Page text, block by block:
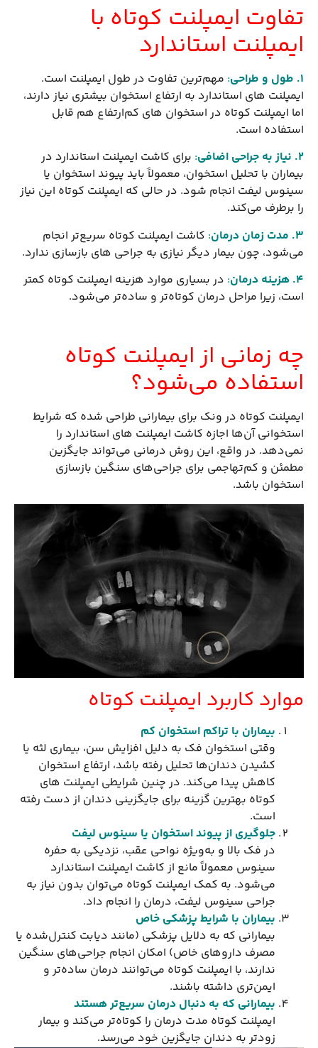
تفاوت ایمپلنت کوتاه با
ایمپلنت استاندارد
1. طول و طراحی : مهم‌ترین تفاوت در طول ایمپلنت است.
ایمپلنت های استاندارد به ارتفاع استخوان بیشتری نیاز دارند،
اما ایمپلنت کوتاه در استخوان های کم‌ارتفاع هم قابل
استفاده است.
2. نیاز به جراحی اضافی
: برای کاشت ایمپلنت استاندارد در
بیماران با تحلیل استخوان، معمولاً باید پیوند استخوان یا
سینوس لیفت انجام شود. در حالی که ایمپلنت کوتاه این نیاز
را برطرف می‌کند.
3. مدت زمان درمان
: کاشت ایمپلنت کوتاه سریع‌تر انجام
می‌شود، چون بیمار دیگر نیازی به جراحی های بازسازی ندارد.
4. هزینه درمان
: در بسیاری موارد هزینه ایمپلنت کوتاه کمتر
است، زیرا مراحل درمان کوتاه‌تر و ساده‌تر می‌شود.
چه زمانی از ایمپلنت کوتاه
استفاده می‌شود؟
ایمپلنت کوتاه در ونک برای بیمارانی طراحی شده که شرایط
استخوانی آن‌ها اجازه کاشت ایمپلنت های استاندارد را
نمی‌دهد. در واقع، این روش درمانی می‌تواند جایگزین
مطمئن و کم‌تهاجمی برای جراحی‌های سنگین بازسازی
استخوان باشد.
موارد کاربرد ایمپلنت کوتاه
بیماران با تراکم استخوان کم
وقتی استخوان فک به دلیل افزایش سن، بیماری لثه یا
کشیدن دندان‌ها تحلیل رفته باشد، ارتفاع استخوان
کاهش پیدا می‌کند. در چنین شرایطی ایمپلنت های
کوتاه بهترین گزینه برای جایگزینی دندان از دست رفته
است.
جلوگیری از پیوند استخوان یا سینوس لیفت
در فک بالا و به‌ویژه نواحی عقب، نزدیکی به حفره
سینوس معمولاً مانع از کاشت ایمپلنت استاندارد
می‌شود. به کمک ایمپلنت کوتاه می‌توان بدون نیاز به
جراحی سینوس لیفت، درمان را انجام داد.
بیماران با شرایط پزشکی خاص
بیمارانی که به دلایل پزشکی (مانند دیابت کنترل‌شده یا
مصرف داروهای خاص) امکان انجام جراحی‌های سنگین
ندارند، با ایمپلنت کوتاه می‌توانند درمان ساده‌تر و
ایمن‌تری داشته باشند.
بیمارانی که به دنبال درمان سریع‌تر هستند
ایمپلنت کوتاه مدت درمان را کوتاه‌تر می‌کند و بیمار
زودتر به دندان جایگزین خود می‌رسد.